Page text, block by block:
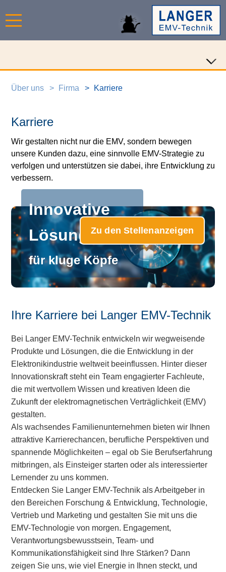
Über uns Firma Karriere
Karriere
Wir gestalten nicht nur die EMV, sondern bewegen
unsere Kunden dazu, eine sinnvolle EMV-Strategie zu
verfolgen und unterstützen sie dabei, ihre Entwicklung zu
verbessern.
Innovative
Lösungen -
für kluge Köpfe
Zu den Stellenanzeigen
Ihre Karriere bei Langer EMV-Technik
Bei Langer EMV-Technik entwickeln wir wegweisende
Produkte und Lösungen, die die Entwicklung in der
Elektronikindustrie weltweit beeinflussen. Hinter dieser
Innovationskraft steht ein Team engagierter Fachleute,
die mit wertvollem Wissen und kreativen Ideen die
Zukunft der elektromagnetischen Verträglichkeit (EMV)
gestalten.
Als wachsendes Familienunternehmen bieten wir Ihnen
attraktive Karrierechancen, berufliche Perspektiven und
spannende Möglichkeiten – egal ob Sie Berufserfahrung
mitbringen, als Einsteiger starten oder als interessierter
Lernender zu uns kommen.
Entdecken Sie Langer EMV-Technik als Arbeitgeber in
den Bereichen Forschung & Entwicklung, Technologie,
Vertrieb und Marketing und gestalten Sie mit uns die
EMV-Technologie von morgen. Engagement,
Verantwortungsbewusstsein, Team- und
Kommunikationsfähigkeit sind Ihre Stärken? Dann
zeigen Sie uns, wie viel Energie in Ihnen steckt, und